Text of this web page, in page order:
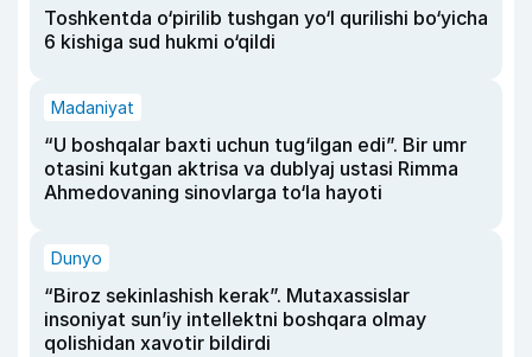
Toshkentda o‘pirilib tushgan yo‘l qurilishi bo‘yicha
6 kishiga sud hukmi o‘qildi
Madaniyat
“U boshqalar baxti uchun tug‘ilgan edi”. Bir umr
otasini kutgan aktrisa va dublyaj ustasi Rimma
Ahmedovaning sinovlarga to‘la hayoti
Dunyo
“Biroz sekinlashish kerak”. Mutaxassislar
insoniyat sun’iy intellektni boshqara olmay
qolishidan xavotir bildirdi